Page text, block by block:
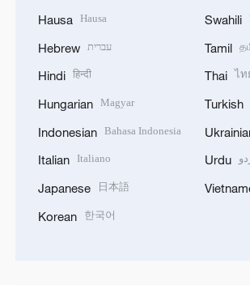
Hausa Hausa
Hebrew עברית
Hindi हिन्दी
Hungarian Magyar
Indonesian Bahasa Indonesia
Italian Italiano
Japanese 日本語
Korean 한국어
Swahili
Tamil
Thai ไท
Turkish
Urdu